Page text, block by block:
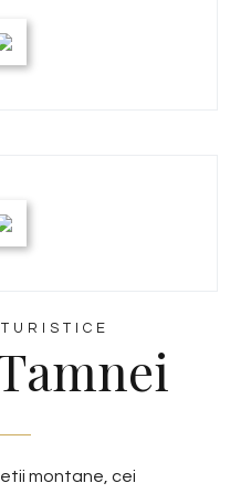
montane, cei